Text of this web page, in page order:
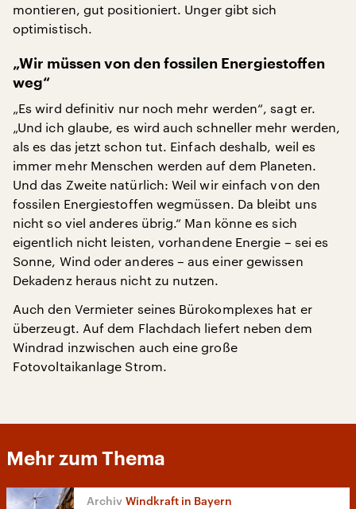
montieren, gut positioniert. Unger gibt sich
optimistisch.
„Wir müssen von den fossilen Energiestoffen
weg“
„Es wird definitiv nur noch mehr werden“, sagt er.
„Und ich glaube, es wird auch schneller mehr werden,
als es das jetzt schon tut. Einfach deshalb, weil es
immer mehr Menschen werden auf dem Planeten.
Und das Zweite natürlich: Weil wir einfach von den
fossilen Energiestoffen wegmüssen. Da bleibt uns
nicht so viel anderes übrig.“ Man könne es sich
eigentlich nicht leisten, vorhandene Energie – sei es
Sonne, Wind oder anderes – aus einer gewissen
Dekadenz heraus nicht zu nutzen.
Auch den Vermieter seines Bürokomplexes hat er
überzeugt. Auf dem Flachdach liefert neben dem
Windrad inzwischen auch eine große
Fotovoltaikanlage Strom.
Mehr zum Thema
Windkraft in Bayern